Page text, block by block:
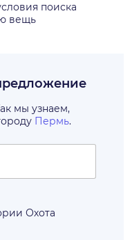
поиска
вещь
мы узнаем,
Пермь.
Охота